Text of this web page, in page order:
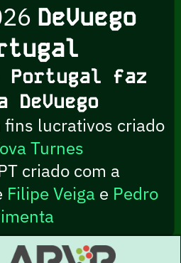
DeVuego
Portugal faz
fins lucrativos criado
Turnes
criado com a
Filipe Veiga e Pedro